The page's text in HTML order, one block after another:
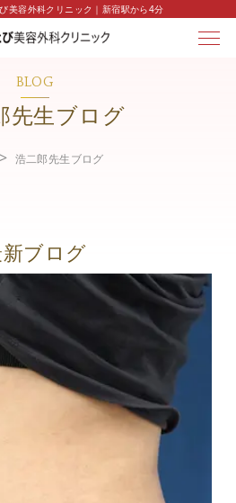
美容外科クリニック｜新宿駅から4分
BLOG
先生ブログ
浩二郎先生ブログ
ブログ